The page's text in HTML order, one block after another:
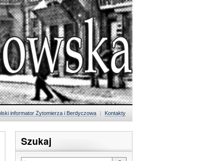
informator Żytomierza i Berdyczowa | Kontakty
Szukaj